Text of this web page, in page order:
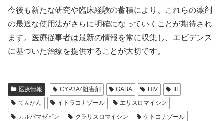
今後も新たな研究や臨床経験の蓄積により、これらの薬剤
の最適な使用法がさらに明確になっていくことが期待され
ます。医療従事者は最新の情報を常に収集し、エビデンス
に基づいた治療を提供することが大切です。
医療情報 CYP3A4阻害剤 GABA HIV
てんかん
イトラコナゾール
エリスロマイシン
カルバマゼピン
クラリスロマイシン
ケトコナゾール